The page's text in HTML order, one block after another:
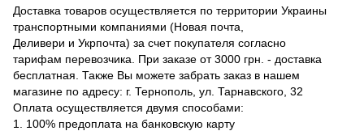
Доставка товаров осуществляется по территории Украины
транспортными компаниями (Новая почта,
Деливери и Укрпочта) за счет покупателя согласно
тарифам перевозчика. При заказе от 3000 грн. - доставка
бесплатная. Также Вы можете забрать заказ в нашем
магазине по адресу: г. Тернополь, ул. Тарнавского, 32
Оплата осуществляется двумя способами:
1. 100% предоплата на банковскую карту